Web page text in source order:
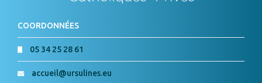
COORDONNÉES
05 34 25 28 61
accueil@ursulines.eu